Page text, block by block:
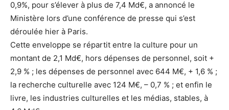
0,9%, pour s’élever à plus de 7,4 Md€, a annoncé le
Ministère lors d’une conférence de presse qui s’est
déroulée hier à Paris.
Cette enveloppe se répartit entre la culture pour un
montant de 2,1 Md€, hors dépenses de personnel, soit +
2,9 % ; les dépenses de personnel avec 644 M€, + 1,6 % ;
la recherche culturelle avec 124 M€, – 0,7 % ; et enfin le
livre, les industries culturelles et les médias, stables, à